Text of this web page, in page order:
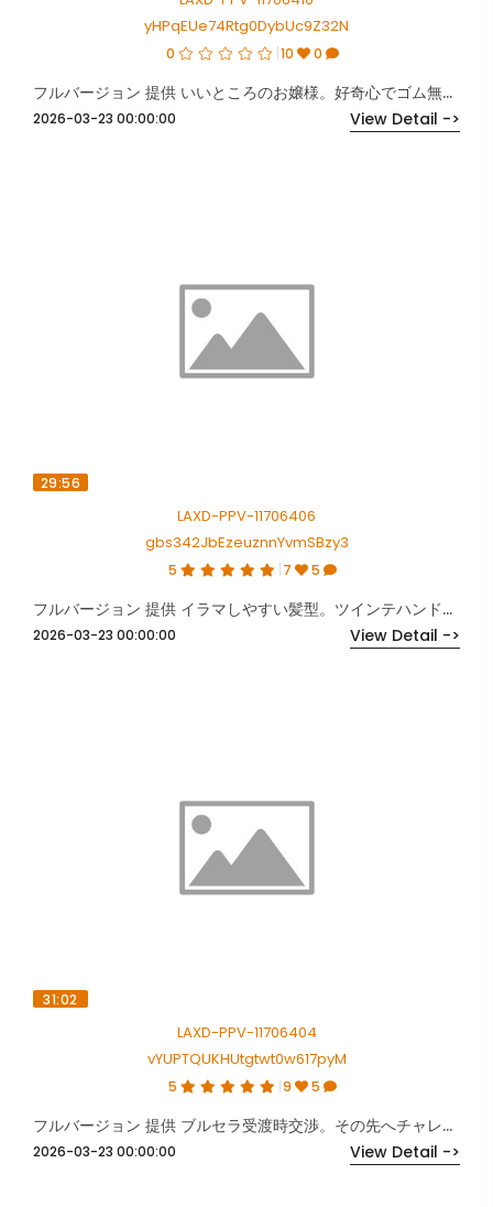
yHPqEUe74Rtg0DybUc9Z32N
0 10 0
2026-03-23 00:00:00
フルバージョン 提供 いいところのお嬢様。好奇心でゴム無し出演。
View Detail ->
29:56
LAXD-PPV-11706406
gbs342JbEzeuznnYvmSBzy3
5 7 5
2026-03-23 00:00:00
フルバージョン 提供 イラマしやすい髪型。ツインテハンドル付き便器ちゃん。
View Detail ->
31:02
LAXD-PPV-11706404
vYUPTQUKHUtgtwt0w617pyM
5 9 5
2026-03-23 00:00:00
フルバージョン 提供 ブルセラ受渡時交渉。その先へチャレンジした成長の記録。
View Detail ->